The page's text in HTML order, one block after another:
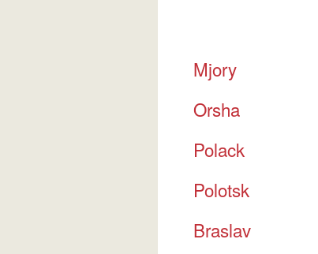
Mjory
Orsha
Polack
Polotsk
Braslav